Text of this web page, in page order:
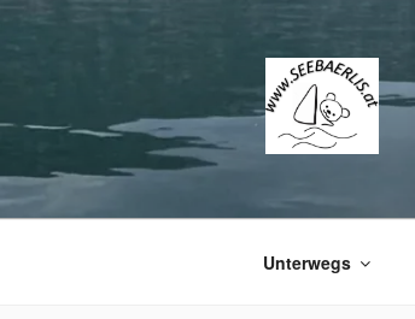
Unterwegs